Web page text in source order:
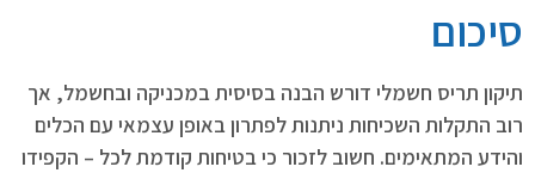
סיכום
תיקון תריס חשמלי דורש הבנה בסיסית במכניקה ובחשמל, אך
רוב התקלות השכיחות ניתנות לפתרון באופן עצמאי עם הכלים
והידע המתאימים. חשוב לזכור כי בטיחות קודמת לכל – הקפידו